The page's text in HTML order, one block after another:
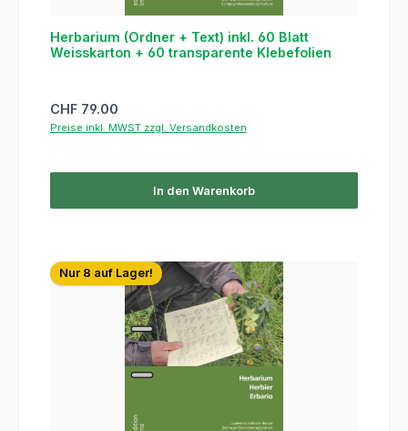
Herbarium (Ordner + Text) inkl. 60 Blatt
Weisskarton + 60 transparente Klebefolien
Regulärer Preis:
CHF 79.00
Preise inkl. MWST zzgl. Versandkosten
In den Warenkorb
Nur 8 auf Lager!